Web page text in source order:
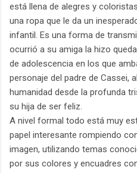
está llena de alegres y
una ropa que le da un
infantil. Es una forma de
ocurrió a su amiga la hizo
de adolescencia en los que
personaje del padre de Cassei,
humanidad desde la profunda
su hija de ser feliz.
A nivel formal todo está muy
papel interesante rompiendo
imagen, utilizando temas
por sus colores y encuadres